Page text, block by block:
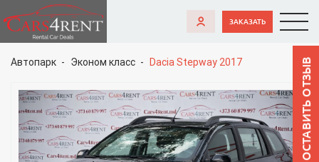
ЗАКАЗАТЬ
ОСТАВИТЬ ОТЗЫВ
Автопарк Эконом класс Dacia Stepway 2017